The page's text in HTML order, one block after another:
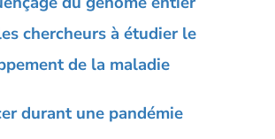
chercheurs à étudier le
de la maladie
durant une pandémie